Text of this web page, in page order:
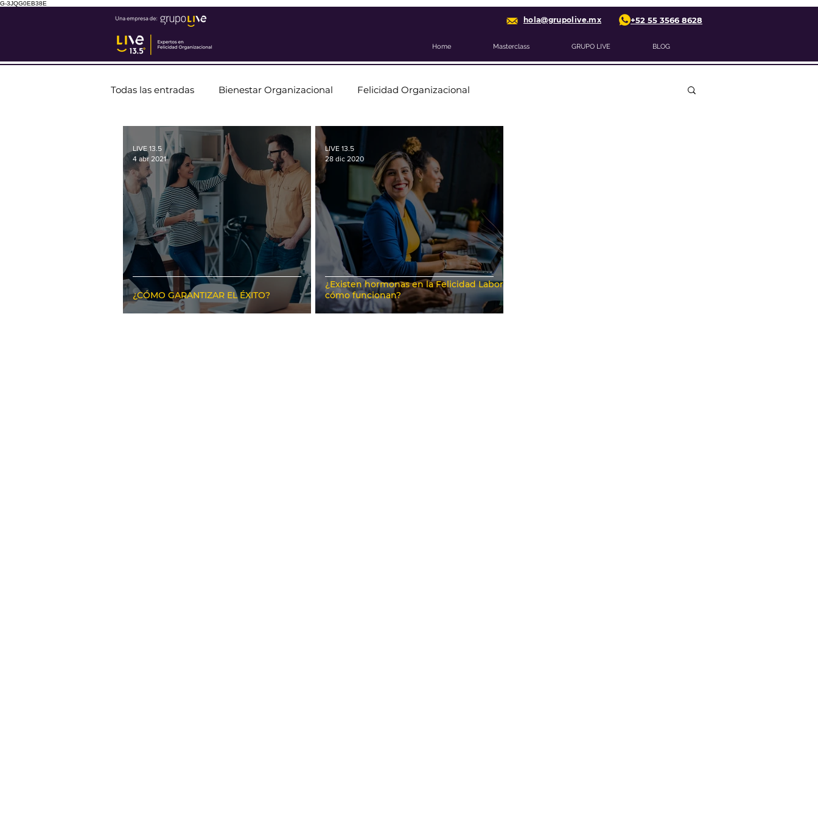
G-3JQG0EB38E
hola@grupolive.mx +52 55 3566 8628
Home Masterclass GRUPO LIVE BLOG
Todas las entradas Bienestar Organizacional Felicidad Organizacional
¿CÓMO GARANTIZAR EL ÉXITO?
LIVE 13.5
4 abr 2021
¿Existen hormonas en la Felicidad Laboral,
cómo funcionan?
LIVE 13.5
28 dic 2020